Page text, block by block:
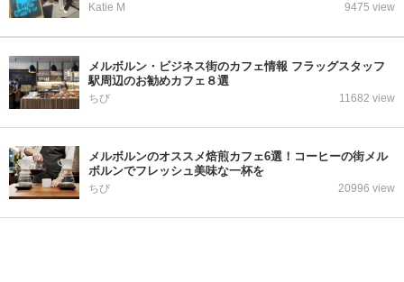
Katie M 9475 view
メルボルン・ビジネス街のカフェ情報 フラッグスタッフ
駅周辺のお勧めカフェ８選
ちび 11682 view
メルボルンのオススメ焙煎カフェ6選！コーヒーの街メル
ボルンでフレッシュ美味な一杯を
ちび 20996 view